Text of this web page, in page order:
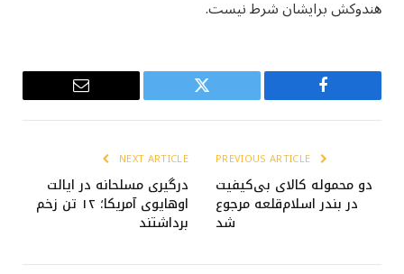
هندوکش برایشان شرط نیست.
Facebook
Twitter
Email
دو محموله کالای بی‌کیفیت
در بندر اسلام‌قلعه مرجوع
شد
NEXT ARTICLE
درگیری مسلحانه در ایالت
اوهایوی آمریکا؛ ۱۲ تن زخم
برداشتند